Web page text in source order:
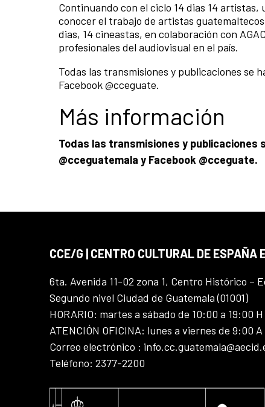
Continuando con el ciclo 14 dias 14
conocer el trabajo de artistas
dias, 14 cineastas, en colaboración con
profesionales del audiovisual en el país.
Todas las transmisiones y publicaciones se
Facebook @cceguate.
Más información
Todas las transmisiones y
@cceguatemala y Facebook @cceguate.
CCE/G | CENTRO CULTURAL DE ESPAÑA
6ta. Avenida 11-02 zona 1, Centro Histórico –
Segundo nivel Ciudad de Guatemala (01001)
HORARIO: martes a sábado de 10:00 a 19:00 H
ATENCIÓN OFICINA: lunes a viernes de 9:00 A
Correo electrónico :
Teléfono: 2377-2200